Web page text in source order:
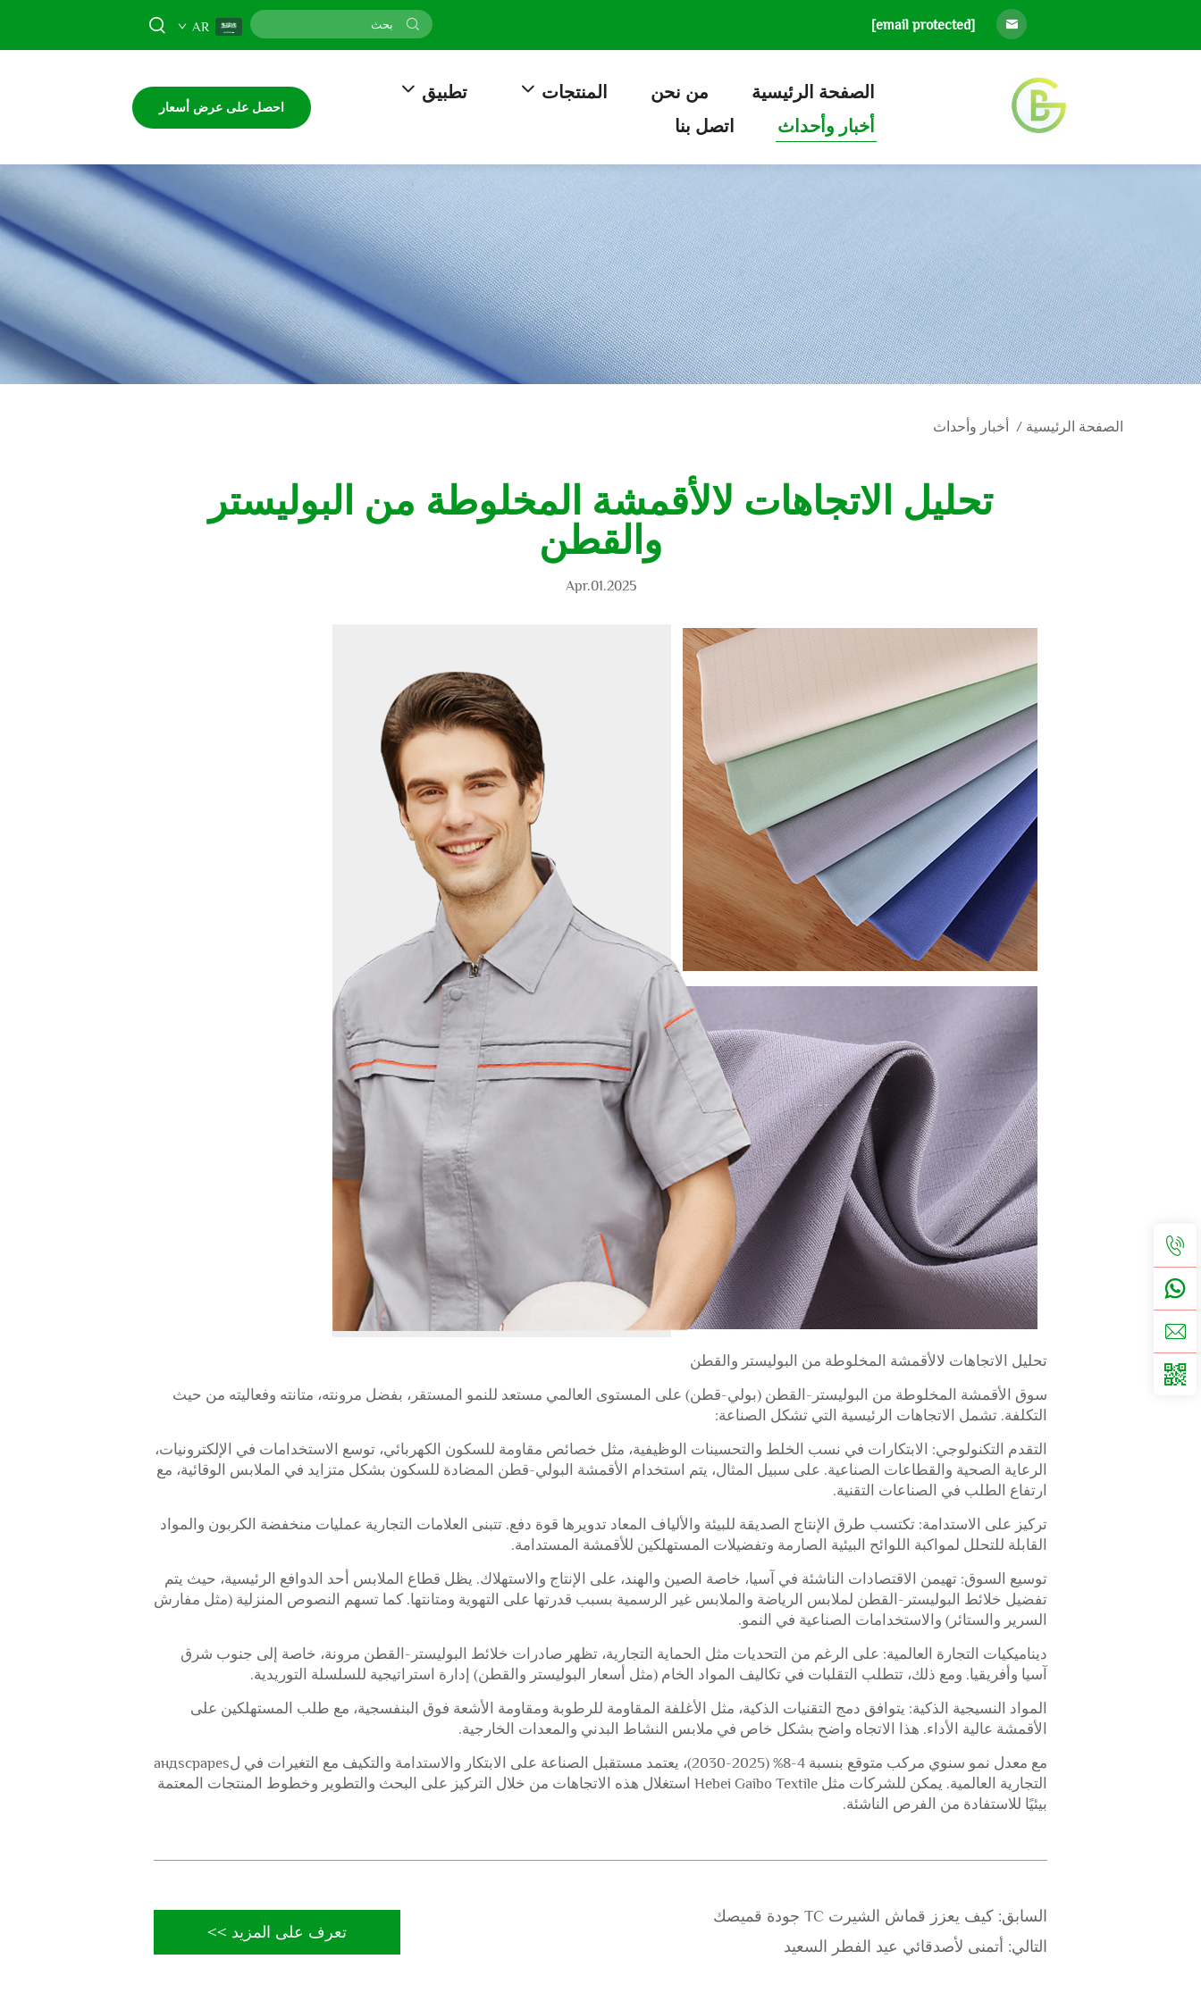
[email protected]
AR
الصفحة الرئيسية من نحن المنتجات
تطبيق
أخبار وأحداث
اتصل بنا
احصل على عرض أسعار
الصفحة الرئيسية / أخبار وأحداث
تحليل الاتجاهات لالأقمشة المخلوطة من البوليستر
والقطن
Apr.01.2025
تحليل الاتجاهات لالأقمشة المخلوطة من البوليستر والقطن
سوق الأقمشة المخلوطة من البوليستر-القطن (بولي-قطن) على المستوى العالمي مستعد للنمو المستقر، بفضل مرونته، متانته وفعاليته من حيث
التكلفة. تشمل الاتجاهات الرئيسية التي تشكل الصناعة:
التقدم التكنولوجي: الابتكارات في نسب الخلط والتحسينات الوظيفية، مثل خصائص مقاومة للسكون الكهربائي، توسع الاستخدامات في الإلكترونيات،
الرعاية الصحية والقطاعات الصناعية. على سبيل المثال، يتم استخدام الأقمشة البولي-قطن المضادة للسكون بشكل متزايد في الملابس الوقائية، مع
ارتفاع الطلب في الصناعات التقنية.
تركيز على الاستدامة: تكتسب طرق الإنتاج الصديقة للبيئة والألياف المعاد تدويرها قوة دفع. تتبنى العلامات التجارية عمليات منخفضة الكربون والمواد
القابلة للتحلل لمواكبة اللوائح البيئية الصارمة وتفضيلات المستهلكين للأقمشة المستدامة.
توسيع السوق: تهيمن الاقتصادات الناشئة في آسيا، خاصة الصين والهند، على الإنتاج والاستهلاك. يظل قطاع الملابس أحد الدوافع الرئيسية، حيث يتم
تفضيل خلائط البوليستر-القطن لملابس الرياضة والملابس غير الرسمية بسبب قدرتها على التهوية ومتانتها. كما تسهم النصوص المنزلية (مثل مفارش
السرير والستائر) والاستخدامات الصناعية في النمو.
ديناميكيات التجارة العالمية: على الرغم من التحديات مثل الحماية التجارية، تظهر صادرات خلائط البوليستر-القطن مرونة، خاصة إلى جنوب شرق
آسيا وأفريقيا. ومع ذلك، تتطلب التقلبات في تكاليف المواد الخام (مثل أسعار البوليستر والقطن) إدارة استراتيجية للسلسلة التوريدية.
المواد النسيجية الذكية: يتوافق دمج التقنيات الذكية، مثل الأغلفة المقاومة للرطوبة ومقاومة الأشعة فوق البنفسجية، مع طلب المستهلكين على
الأقمشة عالية الأداء. هذا الاتجاه واضح بشكل خاص في ملابس النشاط البدني والمعدات الخارجية.
مع معدل نمو سنوي مركب متوقع بنسبة 4-8% (2025-2030)، يعتمد مستقبل الصناعة على الابتكار والاستدامة والتكيف مع التغيرات في لандscpapes
التجارية العالمية. يمكن للشركات مثل Hebei Gaibo Textile استغلال هذه الاتجاهات من خلال التركيز على البحث والتطوير وخطوط المنتجات المعتمة
بيئيًا للاستفادة من الفرص الناشئة.
السابق: كيف يعزز قماش الشيرت TC جودة قميصك
التالي: أتمنى لأصدقائي عيد الفطر السعيد
تعرف على المزيد >>